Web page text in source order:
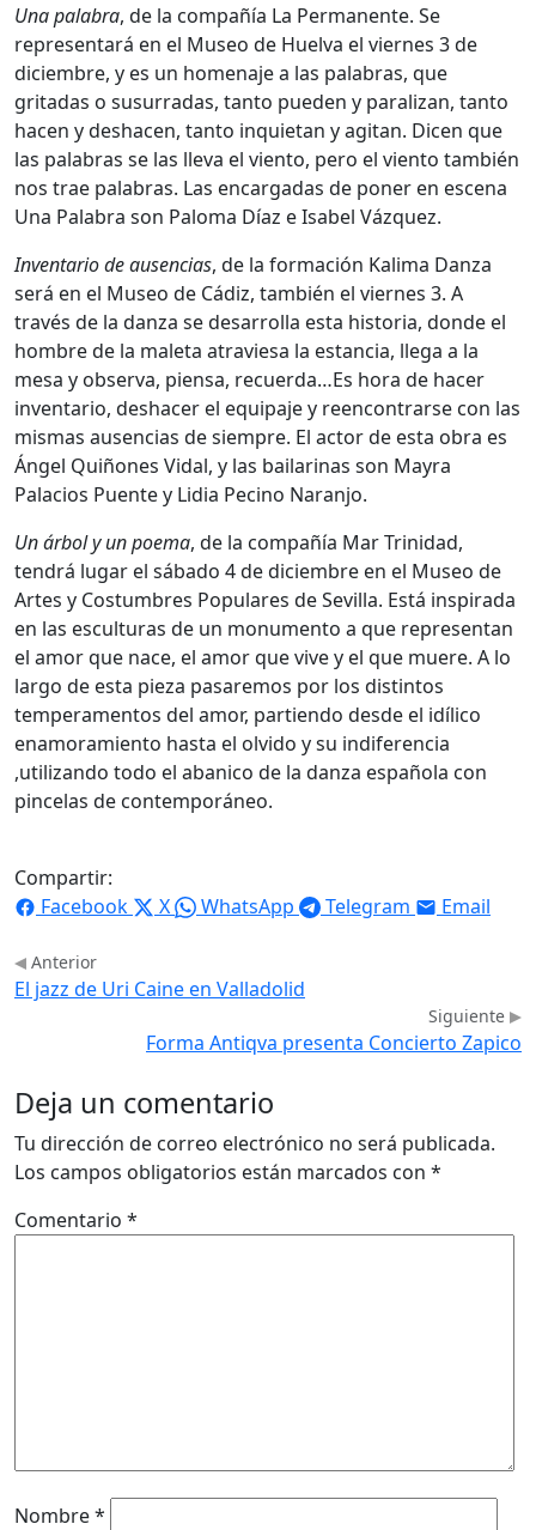
Una palabra, de la compañía La Permanente. Se
representará en el Museo de Huelva el viernes 3 de
diciembre, y es un homenaje a las palabras, que
gritadas o susurradas, tanto pueden y paralizan, tanto
hacen y deshacen, tanto inquietan y agitan. Dicen que
las palabras se las lleva el viento, pero el viento también
nos trae palabras. Las encargadas de poner en escena
Una Palabra son Paloma Díaz e Isabel Vázquez.
Inventario de ausencias, de la formación Kalima Danza
será en el Museo de Cádiz, también el viernes 3. A
través de la danza se desarrolla esta historia, donde el
hombre de la maleta atraviesa la estancia, llega a la
mesa y observa, piensa, recuerda…Es hora de hacer
inventario, deshacer el equipaje y reencontrarse con las
mismas ausencias de siempre. El actor de esta obra es
Ángel Quiñones Vidal, y las bailarinas son Mayra
Palacios Puente y Lidia Pecino Naranjo.
Un árbol y un poema, de la compañía Mar Trinidad,
tendrá lugar el sábado 4 de diciembre en el Museo de
Artes y Costumbres Populares de Sevilla. Está inspirada
en las esculturas de un monumento a que representan
el amor que nace, el amor que vive y el que muere. A lo
largo de esta pieza pasaremos por los distintos
temperamentos del amor, partiendo desde el idílico
enamoramiento hasta el olvido y su indiferencia
,utilizando todo el abanico de la danza española con
pincelas de contemporáneo.
Compartir:
Facebook
X WhatsApp Telegram Email
Anterior
El jazz de Uri Caine en Valladolid
Siguiente
Forma Antiqva presenta Concierto Zapico
Deja un comentario
Tu dirección de correo electrónico no será publicada.
Los campos obligatorios están marcados con *
Comentario *
Nombre*